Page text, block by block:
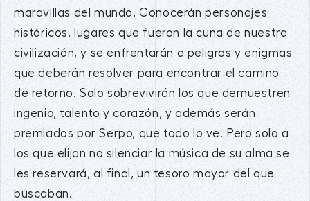
maravillas del mundo. Conocerán personajes
históricos, lugares que fueron la cuna de nuestra
civilización, y se enfrentarán a peligros y enigmas
que deberán resolver para encontrar el camino
de retorno. Solo sobrevivirán los que demuestren
ingenio, talento y corazón, y además serán
premiados por Serpo, que todo lo ve. Pero solo a
los que elijan no silenciar la música de su alma se
les reservará, al final, un tesoro mayor del que
buscaban.